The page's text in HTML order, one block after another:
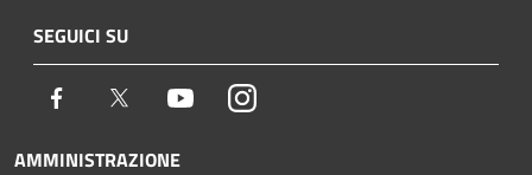
SEGUICI SU
Facebook Twitter YoutubeInstagram
AMMINISTRAZIONE